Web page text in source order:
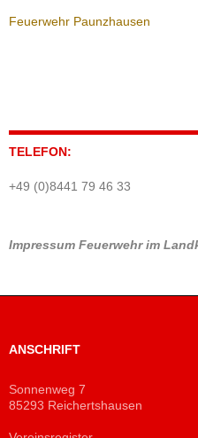
Feuerwehr Paunzhausen
TELEFON:
+49 (0)8441 79 46 33
Impressum Feuerwehr im
ANSCHRIFT
Sonnenweg 7
85293 Reichertshausen